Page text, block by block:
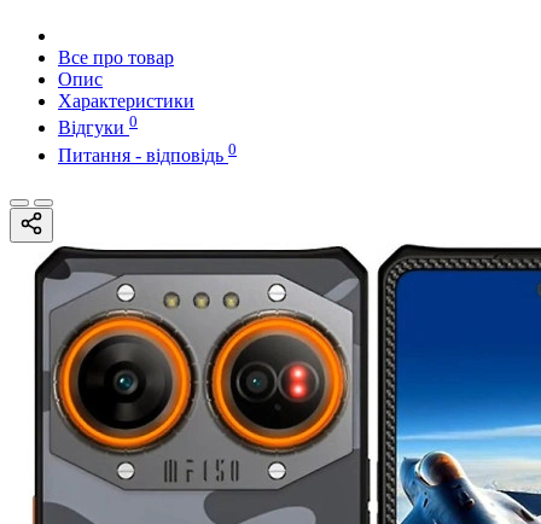
Все про товар
Опис
Характеристики
Відгуки 0
Питання - відповідь 0